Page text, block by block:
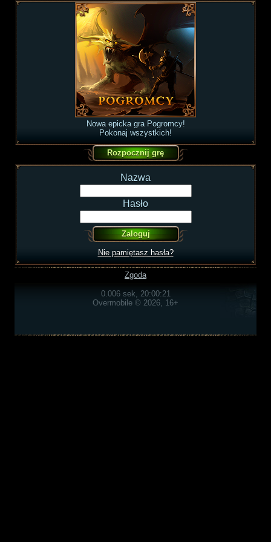
Nowa epicka gra Pogromcy!
Pokonaj wszystkich!
Nazwa
Hasło
Nie pamiętasz hasła?
Zgoda
0.006 sek, 20:00:21
Overmobile © 2026, 16+